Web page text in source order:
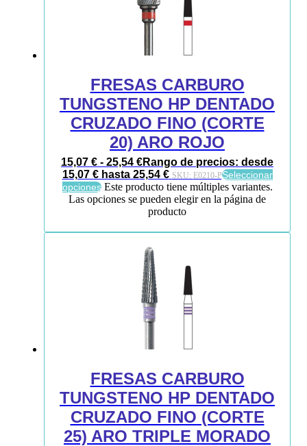
FRESAS CARBURO
TUNGSTENO HP DENTADO
CRUZADO FINO (CORTE
20) ARO ROJO
15,07 € - 25,54 €Rango de precios: desde
15,07 € hasta 25,54 € SKU: E0210-PSeleccionar
opciones Este producto tiene múltiples variantes.
Las opciones se pueden elegir en la página de
producto
FRESAS CARBURO
TUNGSTENO HP DENTADO
CRUZADO FINO (CORTE
25) ARO TRIPLE MORADO